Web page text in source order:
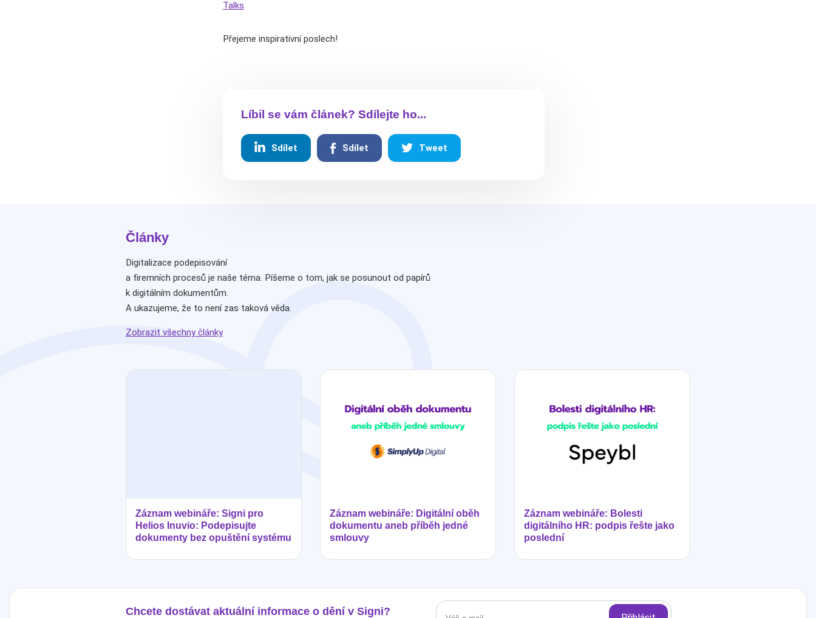
Talks
Přejeme inspirativní poslech!
Líbil se vám článek? Sdílejte ho...
Sdílet Sdílet Tweet
Články
Digitalizace podepisování
a firemních procesů je naše téma. Píšeme o tom, jak se posunout od papírů
k digitálním dokumentům.
A ukazujeme, že to není zas taková věda.
Zobrazit všechny články
Záznam webináře: Signi pro
Helios Inuvio: Podepisujte
dokumenty bez opuštění systému
Záznam webináře: Digitální oběh
dokumentu aneb příběh jedné
smlouvy
Záznam webináře: Bolesti
digitálního HR: podpis řešte jako
poslední
Chcete dostávat aktuální informace o dění v Signi?